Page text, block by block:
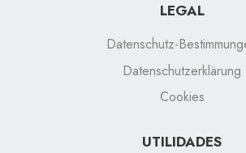
LEGAL
Datenschutz-
Datenschutzerklärung
Cookies
UTILIDADES